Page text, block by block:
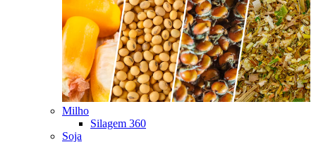
Milho
Silagem 360
Soja